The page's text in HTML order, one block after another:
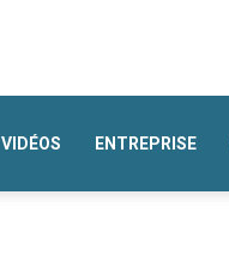
VIDÉOS ENTREPRISE